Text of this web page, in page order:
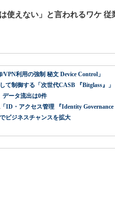
利用の強制 秘文 Device Control」
て制御する「次世代CASB 『Bitglass』」
データ流出は0件
ID・アクセス管理 『Identity Governance
ビジネスチャンスを拡大